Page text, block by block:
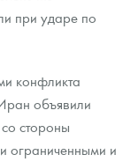
при ударе по
конфликта
объявили
стороны
ограниченными и